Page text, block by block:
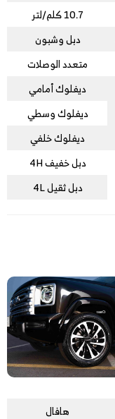
10.7 كلم/لتر
دبل وشبون
متعدد الوصلات
ديفلوك أمامي
ديفلوك وسطي
ديفلوك خلفي
دبل خفيف 4H
دبل ثقيل 4L
هافال